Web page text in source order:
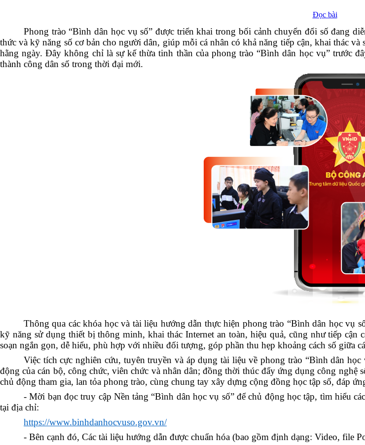
Đọc bài
Phong trào “Bình dân học vụ số” được triển khai trong bối cảnh chuyển đổi số đang
thức và kỹ năng số cơ bản cho người dân, giúp mỗi cá nhân có khả năng tiếp cận, khai thác
hằng ngày. Đây không chỉ là sự kế thừa tinh thần của phong trào “Bình dân học vụ” trước
thành công dân số trong thời đại mới.
Thông qua các khóa học và tài liệu hướng dẫn thực hiện phong trào “Bình dân học vụ
kỹ năng sử dụng thiết bị thông minh, khai thác Internet an toàn, hiệu quả, cũng như tiếp
soạn ngắn gọn, dễ hiểu, phù hợp với nhiều đối tượng, góp phần thu hẹp khoảng cách số giữa
Việc tích cực nghiên cứu, tuyên truyền và áp dụng tài liệu về phong trào “Bình dân
động của cán bộ, công chức, viên chức và nhân dân; đồng thời thúc đẩy ứng dụng công
chủ động tham gia, lan tỏa phong trào, cùng chung tay xây dựng cộng đồng học tập số, đáp
- Mời bạn đọc truy cập Nền tảng “Bình dân học vụ số” để chủ động học tập, tìm hiểu
tại địa chỉ:
https://www.binhdanhocvuso.gov.vn/
- Bên cạnh đó, Các tài liệu hướng dẫn được chuẩn hóa (bao gồm định dạng: Video, file